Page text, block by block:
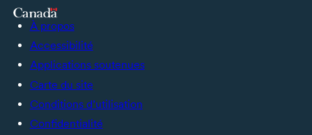
À propos
Accessibilité
Applications soutenues
Carte du site
Conditions d’utilisation
Confidentialité